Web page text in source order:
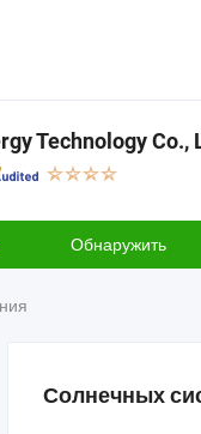
Technology Co.,
Обнаружить
Солнечных